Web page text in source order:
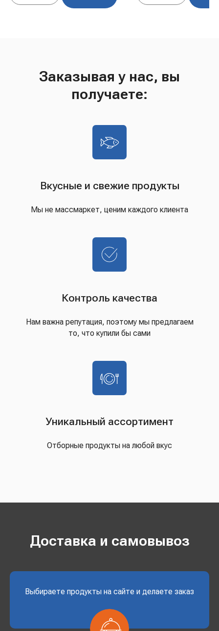
Заказывая у нас, вы
получаете:
Вкусные и свежие продукты
Мы не массмаркет, ценим каждого клиента
Контроль качества
Нам важна репутация, поэтому мы предлагаем
то, что купили бы сами
Уникальный ассортимент
Отборные продукты на любой вкус
Доставка и самовывоз
Выбираете продукты на сайте и делаете заказ